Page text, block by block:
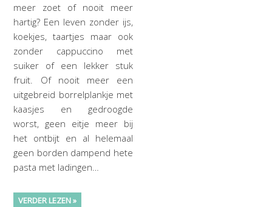
meer zoet of nooit meer
hartig? Een leven zonder ijs,
koekjes, taartjes maar ook
zonder cappuccino met
suiker of een lekker stuk
fruit. Of nooit meer een
uitgebreid borrelplankje met
kaasjes en gedroogde
worst, geen eitje meer bij
het ontbijt en al helemaal
geen borden dampend hete
pasta met ladingen…
VERDER LEZEN »